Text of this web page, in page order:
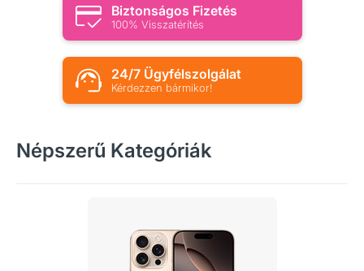
Biztonságos Fizetés
100% Visszatérítés
24/7 Ügyfélszolgálat
Kérdezzen bármikor!
Népszerű Kategóriák